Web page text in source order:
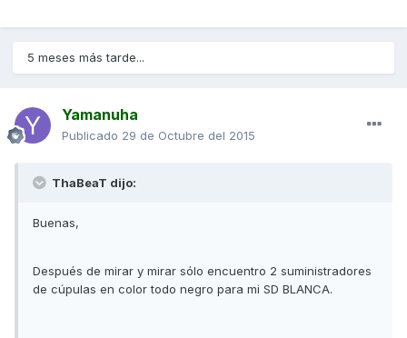
5 meses más tarde...
Yamanuha
Publicado 29 de Octubre del 2015
ThaBeaT dijo:
Buenas,
Después de mirar y mirar sólo encuentro 2 suministradores
de cúpulas en color todo negro para mi SD BLANCA.